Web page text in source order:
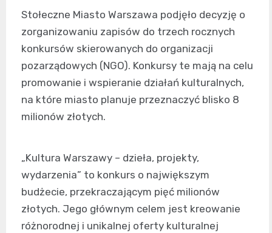
Stołeczne Miasto Warszawa podjęło decyzję o
zorganizowaniu zapisów do trzech rocznych
konkursów skierowanych do organizacji
pozarządowych (NGO). Konkursy te mają na celu
promowanie i wspieranie działań kulturalnych,
na które miasto planuje przeznaczyć blisko 8
milionów złotych.
„Kultura Warszawy – dzieła, projekty,
wydarzenia” to konkurs o największym
budżecie, przekraczającym pięć milionów
złotych. Jego głównym celem jest kreowanie
różnorodnej i unikalnej oferty kulturalnej